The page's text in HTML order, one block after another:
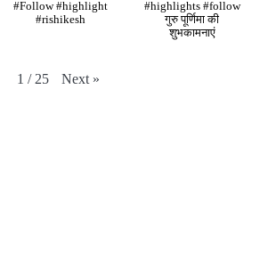
#Follow #highlight
#rishikesh
#highlights #follow
गुरु पूर्णिमा की
शुभकामनाएं
1 / 25 Next »